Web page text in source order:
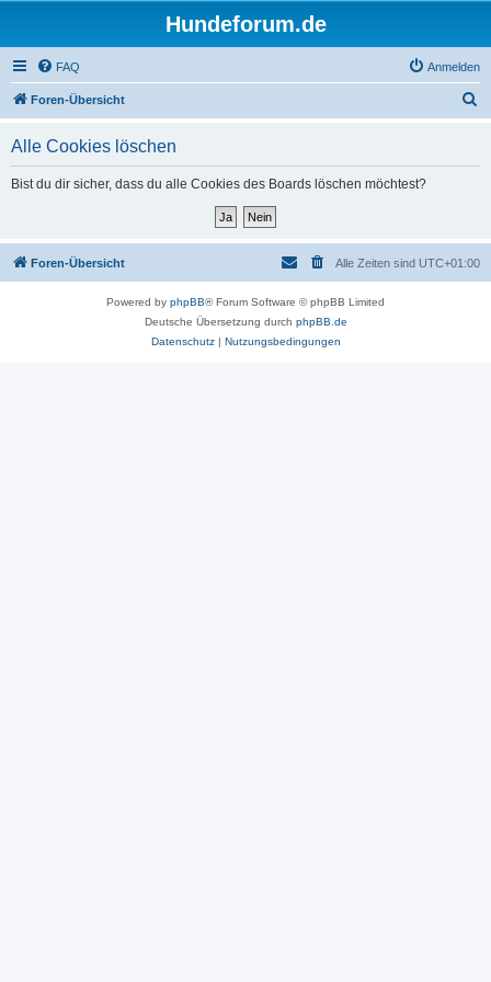
Hundeforum.de
FAQ Anmelden
Foren-Übersicht
Alle Cookies löschen
Bist du dir sicher, dass du alle Cookies des Boards löschen möchtest?
Foren-Übersicht Alle Zeiten sind UTC+01:00
Powered by phpBB® Forum Software © phpBB Limited
Deutsche Übersetzung durch phpBB.de
Datenschutz| Nutzungsbedingungen